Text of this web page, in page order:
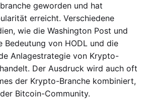
geworden und hat
erreicht. Verschiedene
wie die Washington Post und
Bedeutung von HODL und die
Anlagestrategie von Krypto-
Der Ausdruck wird auch oft
der Krypto-Branche kombiniert,
Bitcoin-Community.